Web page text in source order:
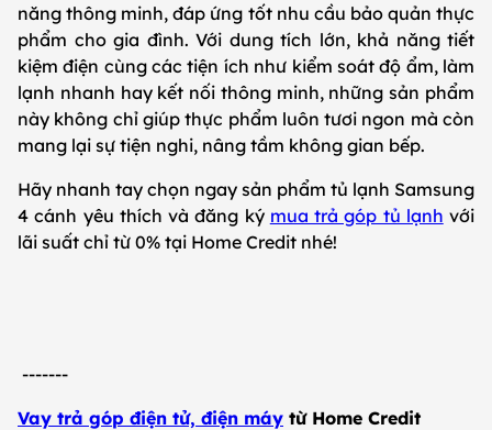
năng thông minh, đáp ứng tốt nhu cầu bảo quản thực
phẩm cho gia đình. Với dung tích lớn, khả năng tiết
kiệm điện cùng các tiện ích như kiểm soát độ ẩm, làm
lạnh nhanh hay kết nối thông minh, những sản phẩm
này không chỉ giúp thực phẩm luôn tươi ngon mà còn
mang lại sự tiện nghi, nâng tầm không gian bếp.
Hãy nhanh tay chọn ngay sản phẩm tủ lạnh Samsung
4 cánh yêu thích và đăng ký mua trả góp tủ lạnh với
lãi suất chỉ từ 0% tại Home Credit nhé!
-------
Vay trả góp điện tử, điện máy từ Home Credit